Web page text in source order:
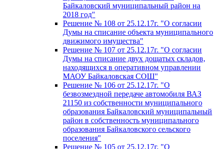
Байкаловский муниципальный район на
2018 год"
Решение № 108 от 25.12.17г. "О согласии
Думы на списание объекта муниципального
движимого имущества"
Решение № 107 от 25.12.17г. "О согласии
Думы на списание двух дощатых складов,
находящихся в оперативном управлении
МАОУ Байкаловская СОШ"
Решение № 106 от 25.12.17г. "О
безвозмездной передаче автомобиля ВАЗ
21150 из собственности муниципального
образования Байкаловский муниципальный
район в собственность муниципального
образования Байкаловского сельского
поселения"
Решение № 105 от 25.12.17г. "О